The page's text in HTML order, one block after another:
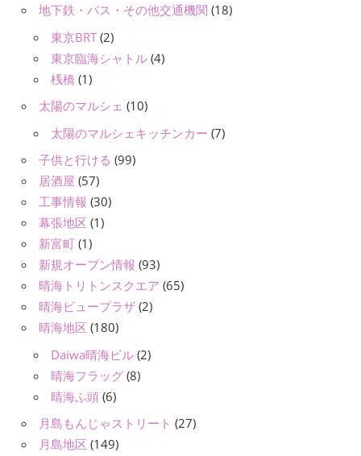
地下鉄・バス・その他交通機関 (18)
東京BRT (2)
東京臨海シャトル (4)
桟橋 (1)
太陽のマルシェ (10)
太陽のマルシェキッチンカー (7)
子供と行ける (99)
居酒屋 (57)
工事情報 (30)
幕張地区 (1)
新富町 (1)
新規オープン情報 (93)
晴海トリトンスクエア (65)
晴海ビュープラザ (2)
晴海地区 (180)
Daiwa晴海ビル (2)
晴海フラッグ (8)
晴海ふ頭 (6)
月島もんじゃストリート (27)
月島地区 (149)